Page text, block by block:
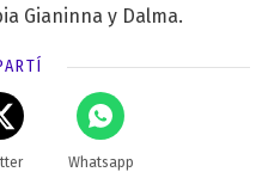
Gianinna y Dalma.
Whatsapp